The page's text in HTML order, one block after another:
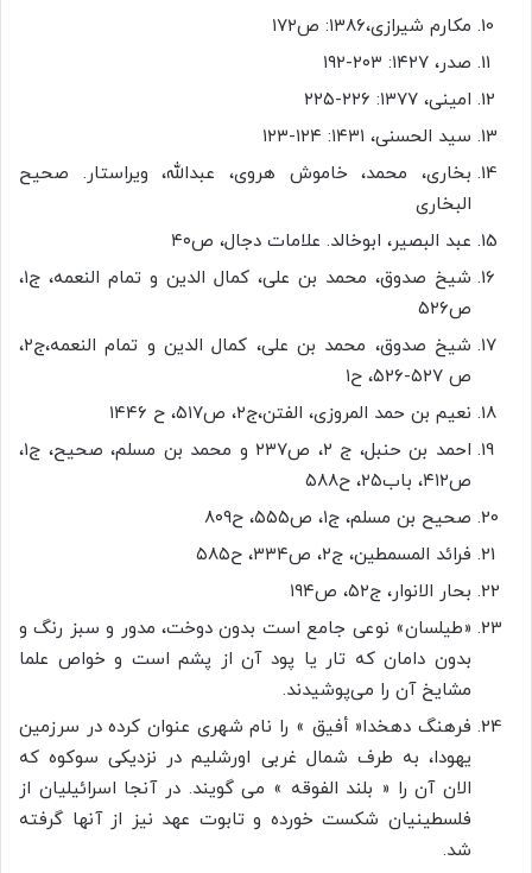
مکارم شیرازی،۱۳۸۶: ص۱۷۲
صدر، ۱۴۲۷: ۲۰۳-۱۹۲
امینی، ۱۳۷۷: ۲۲۶-۲۲۵
سید الحسنی، ۱۴۳۱: ۱۲۴-۱۲۳
بخاری، محمد، خاموش هروی، عبدالله، ویراستار. صحیح
البخاری
عبد البصیر، ابوخالد. علامات دجال، ص۴۰
شیخ صدوق، محمد بن علی، کمال الدین و تمام النعمه، ج۱،
ص۵۲۶
شیخ صدوق، محمد بن علی، کمال الدین و تمام النعمه،ج۲،
ص ۵۲۷-۵۲۶، ح۱
نعیم بن حمد المروزی، الفتن،ج۲، ص۵۱۷، ح ۱۴۴۶
احمد بن حنبل، ج ۲، ص۲۳۷ و محمد بن مسلم، صحیح، ج۱،
ص۴۱۲، باب۲۵، ح۵۸۸
صحیح بن مسلم، ج۱، ص۵۵۵، ح۸۰۹
فرائد المسمطین، ج۲، ص۳۳۴، ح۵۸۵
بحار الانوار، ج۵۲، ص۱۹۴
«طیلسان» نوعی جامع است بدون دوخت، مدور و سبز رنگ و
بدون دامان که تار یا پود آن از پشم است و خواص علما
مشایخ آن را می‌پوشیدند.
فرهنگ دهخدا« أفیق » را نام شهری عنوان کرده در سرزمین
یهودا، به طرف شمال غربی اورشلیم در نزدیکی سوکوه که
الان آن را « بلند الفوقه » می گویند. در آنجا اسرائیلیان از
فلسطینیان شکست خورده و تابوت عهد نیز از آنها گرفته
شد.